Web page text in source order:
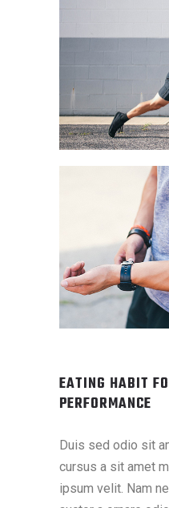
EATING HABIT
PERFORMANCE
Duis sed odio sit
cursus a sit amet
ipsum velit. Nam